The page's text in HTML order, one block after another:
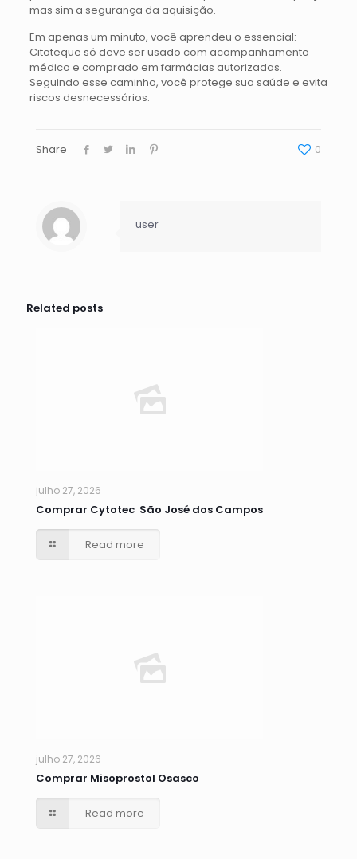
mas sim a segurança da aquisição.
Em apenas um minuto, você aprendeu o essencial:
Citoteque só deve ser usado com acompanhamento
médico e comprado em farmácias autorizadas.
Seguindo esse caminho, você protege sua saúde e evita
riscos desnecessários.
Share 0
user
Related posts
julho 27, 2026
Comprar Cytotec São José dos Campos
Read more
julho 27, 2026
Comprar Misoprostol Osasco
Read more